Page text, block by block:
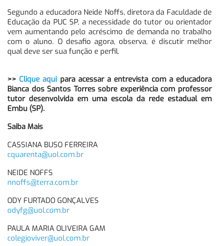
Segundo a educadora Neide Noffs, diretora da Faculdade de
Educação da PUC SP, a necessidade do tutor ou orientador
vem aumentando pelo acréscimo de demanda no trabalho
com o aluno. O desafio agora, observa, é discutir melhor
qual deve ser sua função e perfil.
>> Clique aqui para acessar a entrevista com a educadora
Bianca dos Santos Torres sobre experiência com professor
tutor desenvolvida em uma escola da rede estadual em
Embu (SP).
Saiba Mais
CASSIANA BUSO FERREIRA
cquarenta@uol.com.br
NEIDE NOFFS
nnoffs@terra.com.br
ODY FURTADO GONÇALVES
odyfg@uol.com.br
PAULA MARIA OLIVEIRA GAM
colegioviver@uol.com.br